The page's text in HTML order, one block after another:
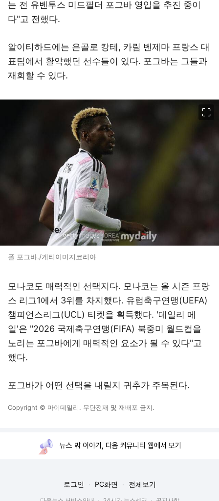
는 전 유벤투스 미드필더 포그바 영입을 추진 중이
다"고 전했다.
알이티하드에는 은골로 캉테, 카림 벤제마 프랑스 대
표팀에서 활약했던 선수들이 있다. 포그바는 그들과
재회할 수 있다.
폴 포그바./게티이미지코리아
모나코도 매력적인 선택지다. 모나코는 올 시즌 프랑
스 리그1에서 3위를 차지했다. 유럽축구연맹(UEFA)
챔피언스리그(UCL) 티켓을 획득했다. '데일리 메
일'은 "2026 국제축구연맹(FIFA) 북중미 월드컵을
노리는 포그바에게 매력적인 요소가 될 수 있다"고
했다.
포그바가 어떤 선택을 내릴지 귀추가 주목된다.
Copyright © 마이데일리. 무단전재 및 재배포 금지.
뉴스 밖 이야기, 다음 커뮤니티 웹에서 보기
로그인 PC화면 전체보기